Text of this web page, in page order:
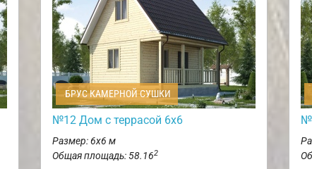
БРУС КАМЕРНОЙ СУШКИ
№12 Дом с террасой 6х6
Размер: 6х6 м
Общая площадь: 58.162